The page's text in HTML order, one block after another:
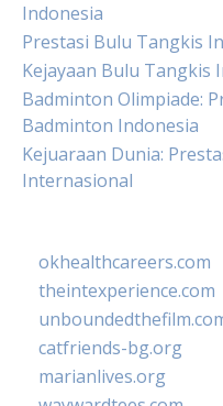
Indonesia
Prestasi Bulu Tangkis
Kejayaan Bulu Tangkis
Badminton Olimpiade:
Badminton Indonesia
Kejuaraan Dunia:
Internasional
okhealthcareers.com
theintexperience.com
catfriends-bg.org
marianlives.org